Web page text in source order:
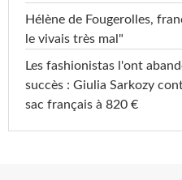
Hélène de Fougerolles,
le vivais très mal"
Les fashionistas l'ont
succès : Giulia Sarkozy
sac français à 820 €